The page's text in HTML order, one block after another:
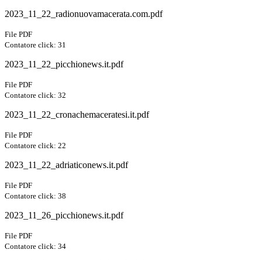
2023_11_22_radionuovamacerata.com.pdf
File PDF
Contatore click: 31
2023_11_22_picchionews.it.pdf
File PDF
Contatore click: 32
2023_11_22_cronachemaceratesi.it.pdf
File PDF
Contatore click: 22
2023_11_22_adriaticonews.it.pdf
File PDF
Contatore click: 38
2023_11_26_picchionews.it.pdf
File PDF
Contatore click: 34